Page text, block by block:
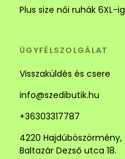
Plus size női ruhák 6XL-ig
ÜGYFÉLSZOLGÁLAT
Visszaküldés és csere
info@szedibutik.hu
+36303317787
4220 Hajdúböszörmény,
Baltazár Dezső utca 18.